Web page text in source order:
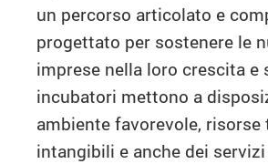
un percorso articolato e
progettato per sostenere le
imprese nella loro crescita e
incubatori mettono a
ambiente favorevole, risorse
intangibili e anche dei